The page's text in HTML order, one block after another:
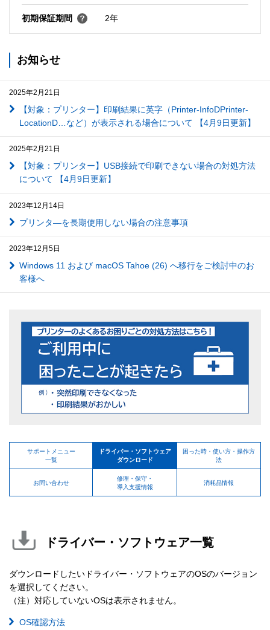
初期保証期間 2年
お知らせ
2025年2月21日
【対象：プリンター】印刷結果に英字（Printer-InfoDPrinter-
LocationD…など）が表示される場合について 【4月9日更新】
2025年2月21日
【対象：プリンター】USB接続で印刷できない場合の対処方法
について 【4月9日更新】
2023年12月14日
プリンタ―を長期使用しない場合の注意事項
2023年12月5日
Windows 11 および macOS Tahoe (26) へ移行をご検討中のお
客様へ
サポートメニュー
一覧
ドライバー・ソフトウェア
ダウンロード
困った時・使い方・操作方
法
お問い合わせ
修理・保守・
導入支援情報
消耗品情報
ドライバー・ソフトウェア一覧
ダウンロードしたいドライバー・ソフトウェアのOSのバージョン
を選択してください。
（注）対応していないOSは表示されません。
OS確認方法